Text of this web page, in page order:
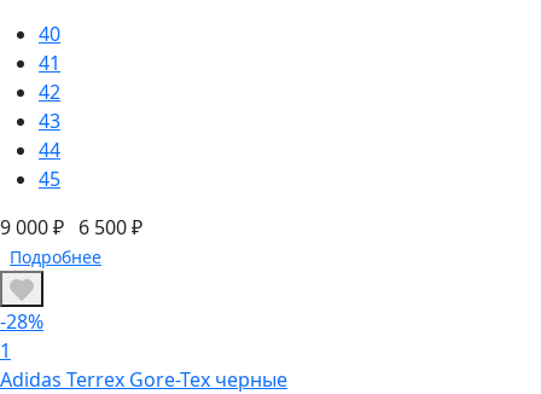
40
41
42
43
44
45
9 000 ₽ 6 500 ₽
Подробнее
-28%
1
Adidas Terrex Gore-Tex черные